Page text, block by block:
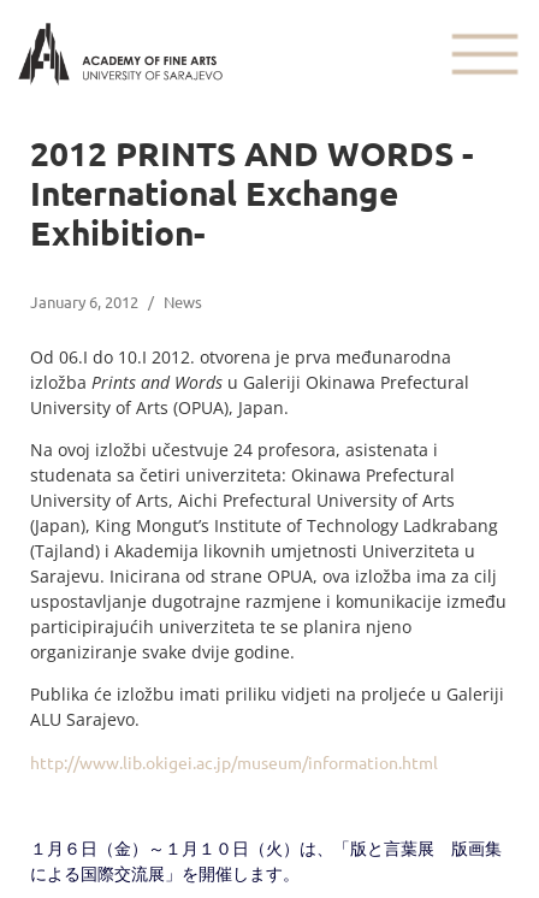
2012 PRINTS AND WORDS -
International Exchange
Exhibition-
January 6, 2012 / News
Od 06.I do 10.I 2012. otvorena je prva međunarodna
izložba Prints and Words u Galeriji Okinawa Prefectural
University of Arts (OPUA), Japan.
Na ovoj izložbi učestvuje 24 profesora, asistenata i
studenata sa četiri univerziteta: Okinawa Prefectural
University of Arts, Aichi Prefectural University of Arts
(Japan), King Mongut’s Institute of Technology Ladkrabang
(Tajland) i Akademija likovnih umjetnosti Univerziteta u
Sarajevu. Inicirana od strane OPUA, ova izložba ima za cilj
uspostavljanje dugotrajne razmjene i komunikacije između
participirajućih univerziteta te se planira njeno
organiziranje svake dvije godine.
Publika će izložbu imati priliku vidjeti na proljeće u Galeriji
ALU Sarajevo.
http://www.lib.okigei.ac.jp/museum/information.html
１月６日（金）～１月１０日（火）は、「版と言葉展 版画集
による国際交流展」を開催します。